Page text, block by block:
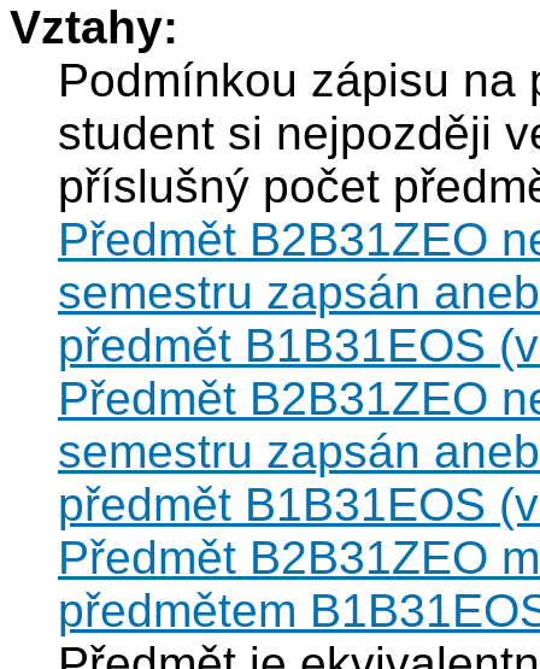
Vztahy:
Podmínkou zápisu na
student si nejpozději
příslušný počet
Předmět B2B31ZEO
semestru zapsán
předmět B1B31EOS
Předmět B2B31ZEO
semestru zapsán
předmět B1B31EOS
Předmět B2B31ZEO
předmětem